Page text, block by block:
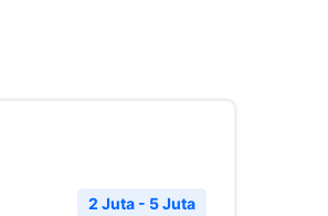
2 Juta - 5 Juta